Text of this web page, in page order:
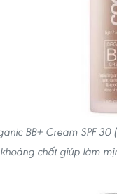
BB+ Cream SPF
chất giúp làm